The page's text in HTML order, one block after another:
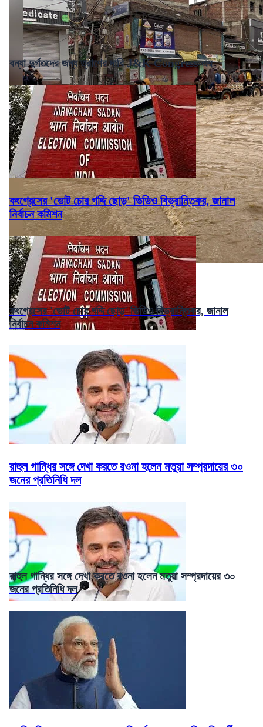
বন্যা দুর্গতদের জন্য ত্রাণের দাবি J&K Congress-এর
কংগ্রেসের 'ভোট চোর গদ্দি ছোড়' ভিডিও বিভ্রান্তিকর, জানাল
নির্বাচন কমিশন
কংগ্রেসের 'ভোট চোর গদ্দি ছোড়' ভিডিও বিভ্রান্তিকর, জানাল
নির্বাচন কমিশন
রাহুল গান্ধির সঙ্গে দেখা করতে রওনা হলেন মতুয়া সম্প্রদায়ের ৩০
জনের প্রতিনিধি দল
রাহুল গান্ধির সঙ্গে দেখা করতে রওনা হলেন মতুয়া সম্প্রদায়ের ৩০
জনের প্রতিনিধি দল